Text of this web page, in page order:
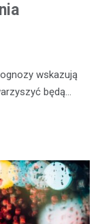
wskazują
będą…